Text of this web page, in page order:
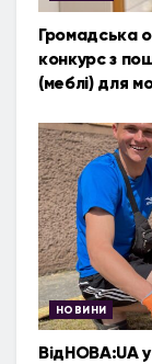
Громадська
конкурс з
(меблі) для
НОВИНИ
ВідНОВА:UA